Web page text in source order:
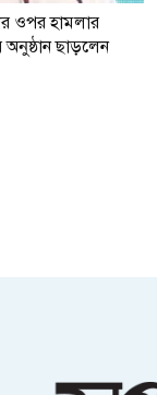
ওপর হামলার
অনুষ্ঠান ছাড়লেন